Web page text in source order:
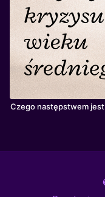
Czego następstwem